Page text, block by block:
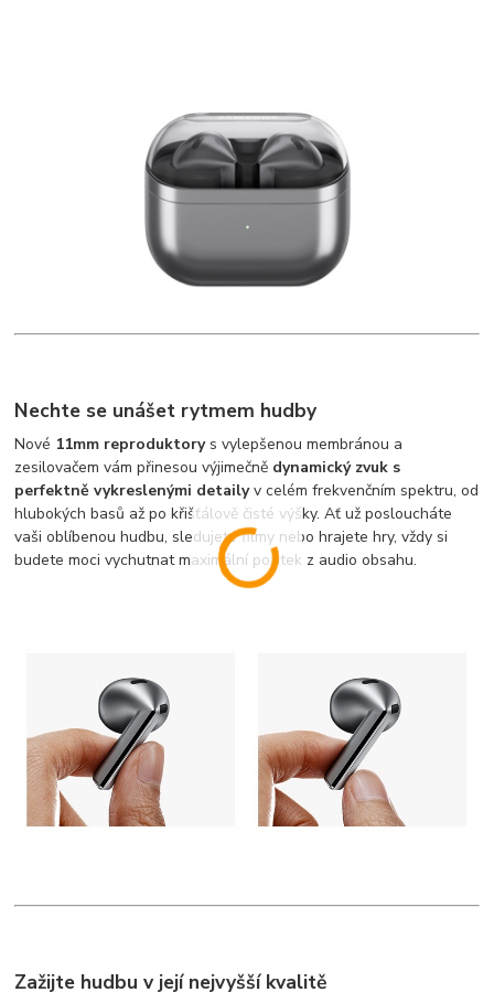
Nechte se unášet rytmem hudby
Nové 11mm reproduktorys vylepšenou membránou a
zesilovačem vám přinesou výjimečně dynamický zvuk s
perfektně vykreslenými detailyv celém frekvenčním spektru, od
hlubokých basů až po křišťálově čisté výšky. Ať už posloucháte
vaši oblíbenou hudbu, sledujete filmy nebo hrajete hry, vždy si
budete moci vychutnat maximální požitek z audio obsahu.
Zažijte hudbu v její nejvyšší kvalitě